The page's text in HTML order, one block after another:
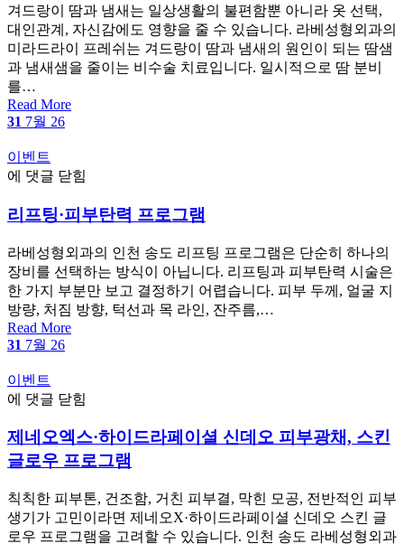
이
프
레
쉬
겨
드
랑
땀
·
새
선
겨드랑이 땀과 냄새는 일상생활의 불편함뿐 아니라 옷 선택,
대인관계, 자신감에도 영향을 줄 수 있습니다. 라베성형외과의
미라드라이 프레쉬는 겨드랑이 땀과 냄새의 원인이 되는 땀샘
과 냄새샘을 줄이는 비수술 치료입니다. 일시적으로 땀 분비
를…
Read More
31 7월 26
Categories
이벤트
리
팅
피
부
탄
력
프
로
램
에 댓글 닫힘
리프팅·피부탄력 프로그램
라베성형외과의 인천 송도 리프팅 프로그램은 단순히 하나의
장비를 선택하는 방식이 아닙니다. 리프팅과 피부탄력 시술은
한 가지 부분만 보고 결정하기 어렵습니다. 피부 두께, 얼굴 지
방량, 처짐 방향, 턱선과 목 라인, 잔주름,…
Read More
31 7월 26
Categories
이벤트
제
오
엑
스
·
하
이
에 댓글 닫힘
제네오엑스·하이드라페이셜 신데오 피부광채, 스킨
글로우 프로그램
칙칙한 피부톤, 건조함, 거친 피부결, 막힌 모공, 전반적인 피부
생기가 고민이라면 제네오X·하이드라페이셜 신데오 스킨 글
로우 프로그램을 고려할 수 있습니다. 인천 송도 라베성형외과